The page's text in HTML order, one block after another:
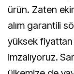
ürün. Zaten
alım garantili
yüksek fiyattan
imzalıyoruz.